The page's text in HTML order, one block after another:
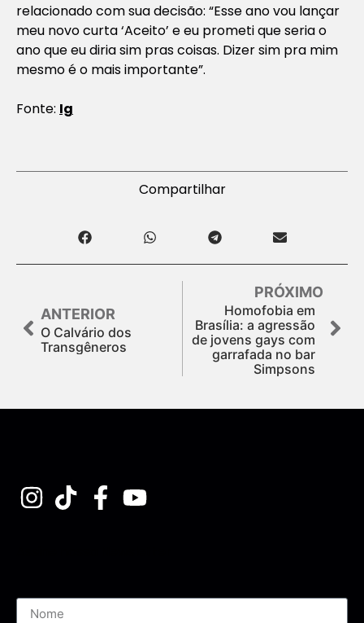
relacionado com sua decisão: “Esse ano vou lançar
meu novo curta ‘Aceito’ e eu prometi que seria o
ano que eu diria sim pras coisas. Dizer sim pra mim
mesmo é o mais importante”.
Fonte: Ig
Compartilhar
ANTERIOR
O Calvário dos
Transgêneros
PRÓXIMO
Homofobia em
Brasília: a agressão
de jovens gays com
garrafada no bar
Simpsons